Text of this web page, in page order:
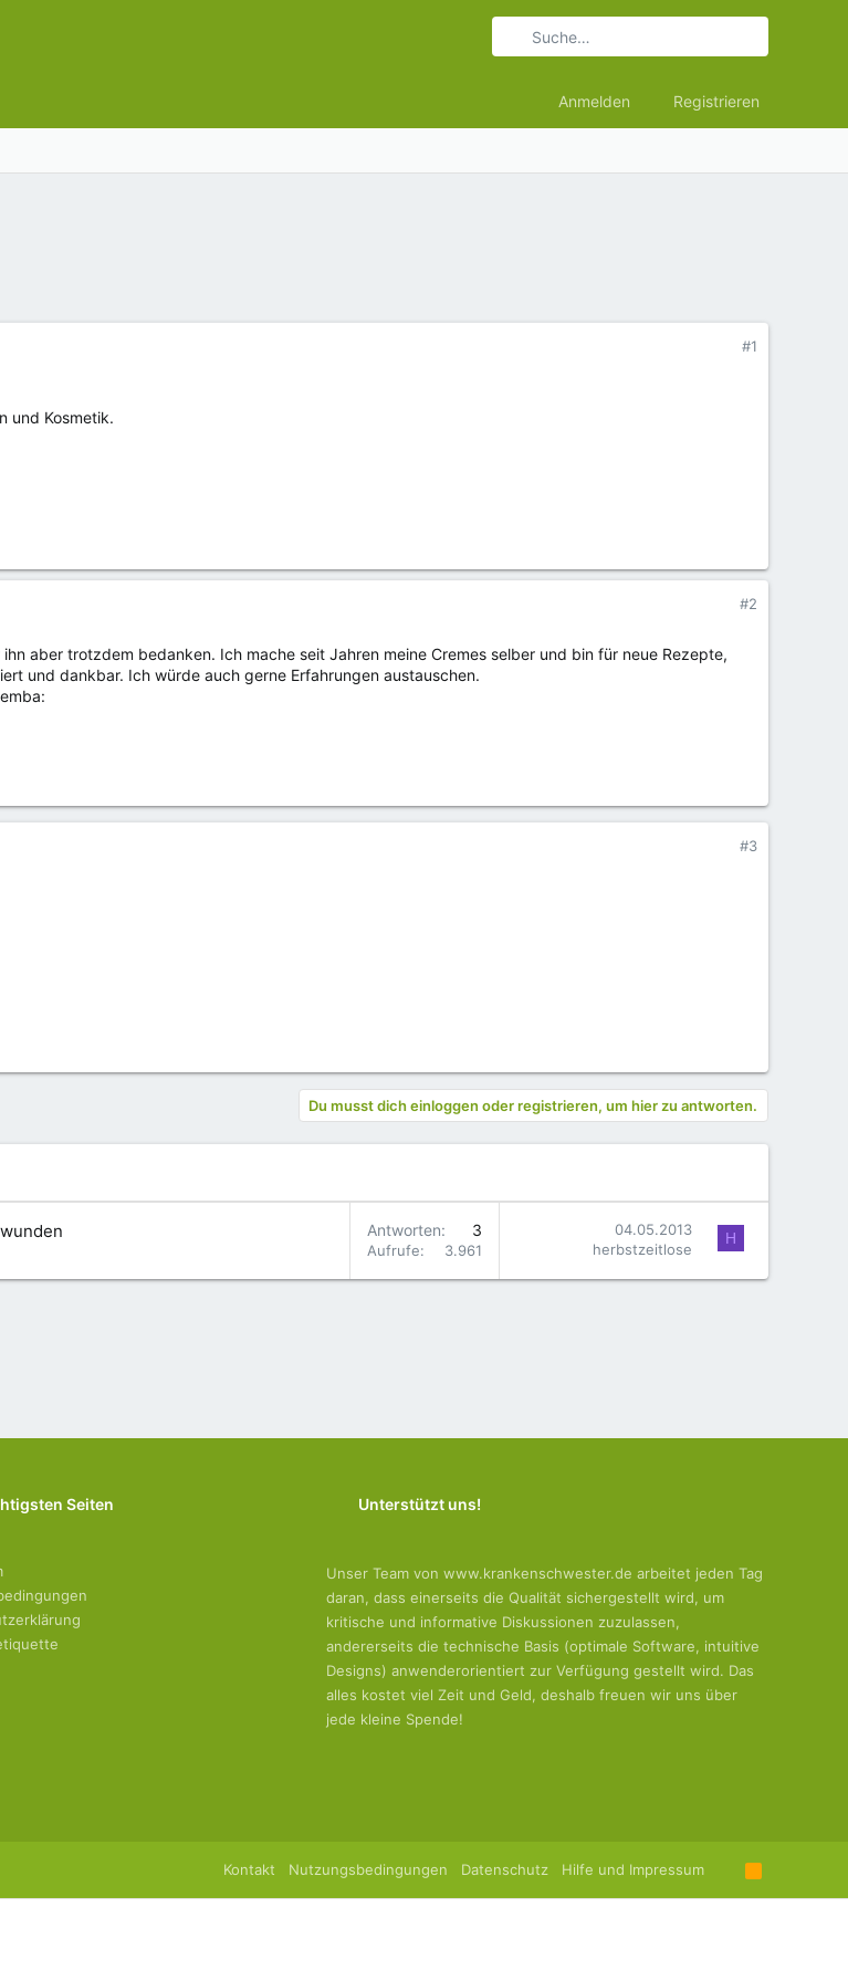
Anmelden Registrieren
#1
und Kosmetik.
#2
aber trotzdem bedanken. Ich mache seit Jahren meine Cremes selber und bin für neue Rezepte,
und dankbar. Ich würde auch gerne Erfahrungen austauschen.
#3
Du musst dich einloggen oder registrieren, um hier zu antworten.
Antworten 3
Aufrufe 3.961
04.05.2013
herbstzeitlose
H
Seiten Unterstützt uns!
Unser Team von www.krankenschwester.de arbeitet jeden Tag
daran, dass einerseits die Qualität sichergestellt wird, um
kritische und informative Diskussionen zuzulassen,
andererseits die technische Basis (optimale Software, intuitive
Designs) anwenderorientiert zur Verfügung gestellt wird. Das
alles kostet viel Zeit und Geld, deshalb freuen wir uns über
jede kleine Spende!
Kontakt Nutzungsbedingungen Datenschutz Hilfe und Impressum
R
S
S